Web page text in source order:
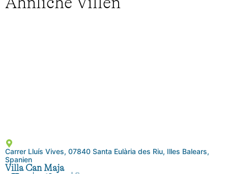
Carrer Lluís Vives, 07840 Santa Eulària des Riu, Illes Balears,
Spanien
Villa Can Maja